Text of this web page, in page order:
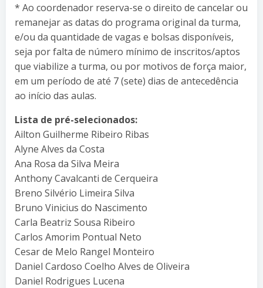
* Ao coordenador reserva-se o direito de cancelar ou
remanejar as datas do programa original da turma,
e/ou da quantidade de vagas e bolsas disponíveis,
seja por falta de número mínimo de inscritos/aptos
que viabilize a turma, ou por motivos de força maior,
em um período de até 7 (sete) dias de antecedência
ao início das aulas.
Lista de pré-selecionados:
Ailton Guilherme Ribeiro Ribas
Alyne Alves da Costa
Ana Rosa da Silva Meira
Anthony Cavalcanti de Cerqueira
Breno Silvério Limeira Silva
Bruno Vinicius do Nascimento
Carla Beatriz Sousa Ribeiro
Carlos Amorim Pontual Neto
Cesar de Melo Rangel Monteiro
Daniel Cardoso Coelho Alves de Oliveira
Daniel Rodrigues Lucena